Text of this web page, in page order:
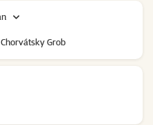
Grob